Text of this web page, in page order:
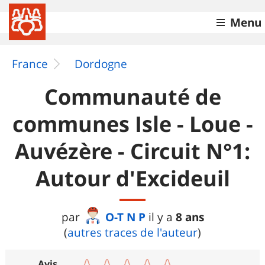
Menu
France Dordogne
Communauté de
communes Isle - Loue -
Auvézère - Circuit N°1:
Autour d'Excideuil
par O-T N P il y a 8 ans
(autres traces de l'auteur)